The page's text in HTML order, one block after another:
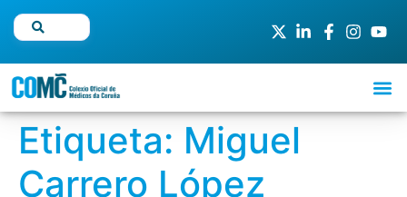
Etiqueta: Miguel
Carrero López